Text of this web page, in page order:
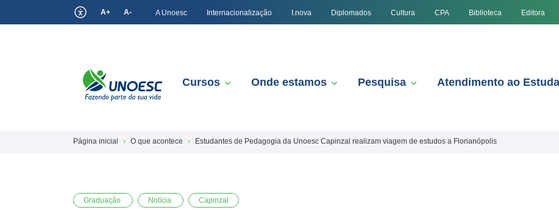
A+ A- A Unoesc Internacionalização I.nova Diplomados Cultura CPA Biblioteca Editora
Cursos Onde estamos Pesquisa Atendimento ao
Página inicial O que acontece Estudantes de Pedagogia da Unoesc Capinzal realizam viagem de estudos a Florianópolis
Graduação Notícia Capinzal